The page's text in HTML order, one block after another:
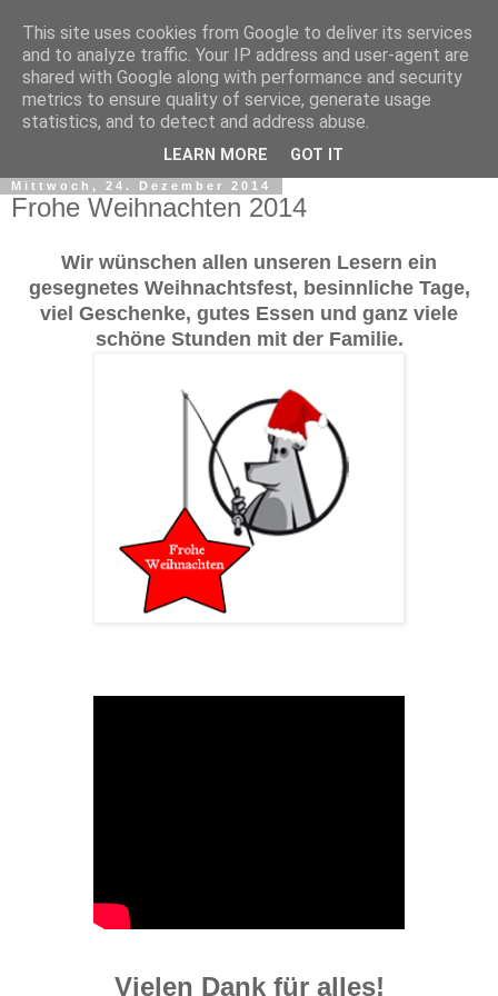
Mittwoch, 24. Dezember 2014
Frohe Weihnachten 2014
Wir wünschen allen unseren Lesern ein
gesegnetes Weihnachtsfest, besinnliche Tage,
viel Geschenke, gutes Essen und ganz viele
schöne Stunden mit der Familie.
Vielen Dank für alles!
This site uses cookies from Google to deliver its services
and to analyze traffic. Your IP address and user-agent are
shared with Google along with performance and security
metrics to ensure quality of service, generate usage
statistics, and to detect and address abuse.
LEARN MORE GOT IT